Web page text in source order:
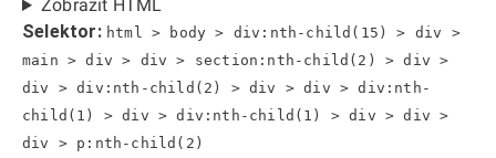
Zobrazit HTML
Selektor: html > body > div:nth-child(15) > div >
main > div > div > section:nth-child(2) > div >
div > div:nth-child(2) > div > div > div:nth-
child(1) > div > div:nth-child(1) > div > div >
div > p:nth-child(2)